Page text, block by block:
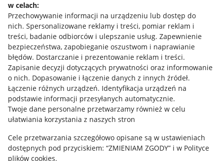
w celach:
Przechowywanie informacji na urządzeniu lub dostęp do
nich. Spersonalizowane reklamy i treści, pomiar reklam i
treści, badanie odbiorców i ulepszanie usług. Zapewnienie
bezpieczeństwa, zapobieganie oszustwom i naprawianie
błędów. Dostarczanie i prezentowanie reklam i treści.
Zapisanie decyzji dotyczących prywatności oraz informowanie
o nich. Dopasowanie i łączenie danych z innych źródeł.
Łączenie różnych urządzeń. Identyfikacja urządzeń na
podstawie informacji przesyłanych automatycznie.
Twoje dane personalne przetwarzamy również w celu
ułatwiania korzystania z naszych stron
Cele przetwarzania szczegółowo opisane są w ustawieniach
dostępnych pod przyciskiem: “ZMIENIAM ZGODY” i w Polityce
plików cookies.
Allegro Gadane dla sprzedających
Allegro Gadane dla kupujących
Mapa miejscowości
Informacje prawne
Regulamin
Polityka plików "cookies"
Ustawienia plików "cookies"
Udostępnianie lokalizacji
Informacje dla Aktu o Usługach Cyfrowych